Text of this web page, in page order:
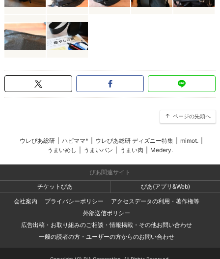
ページの先頭へ
ウレぴあ総研 ハピママ* ウレぴあ総研 ディズニー特集 mimot.
うまいめし
うまいパン うまい肉 Medery.
ぴあ関連サイト
チケットぴあ
ぴあ(アプリ&Web)
会社案内
プライバシーポリシー
アクセスデータの利用・著作権等
外部送信ポリシー
広告出稿・お取り組みのご相談・情報掲載・その他お問い合わせ
一般の読者の方・ユーザーの方からのお問い合わせ